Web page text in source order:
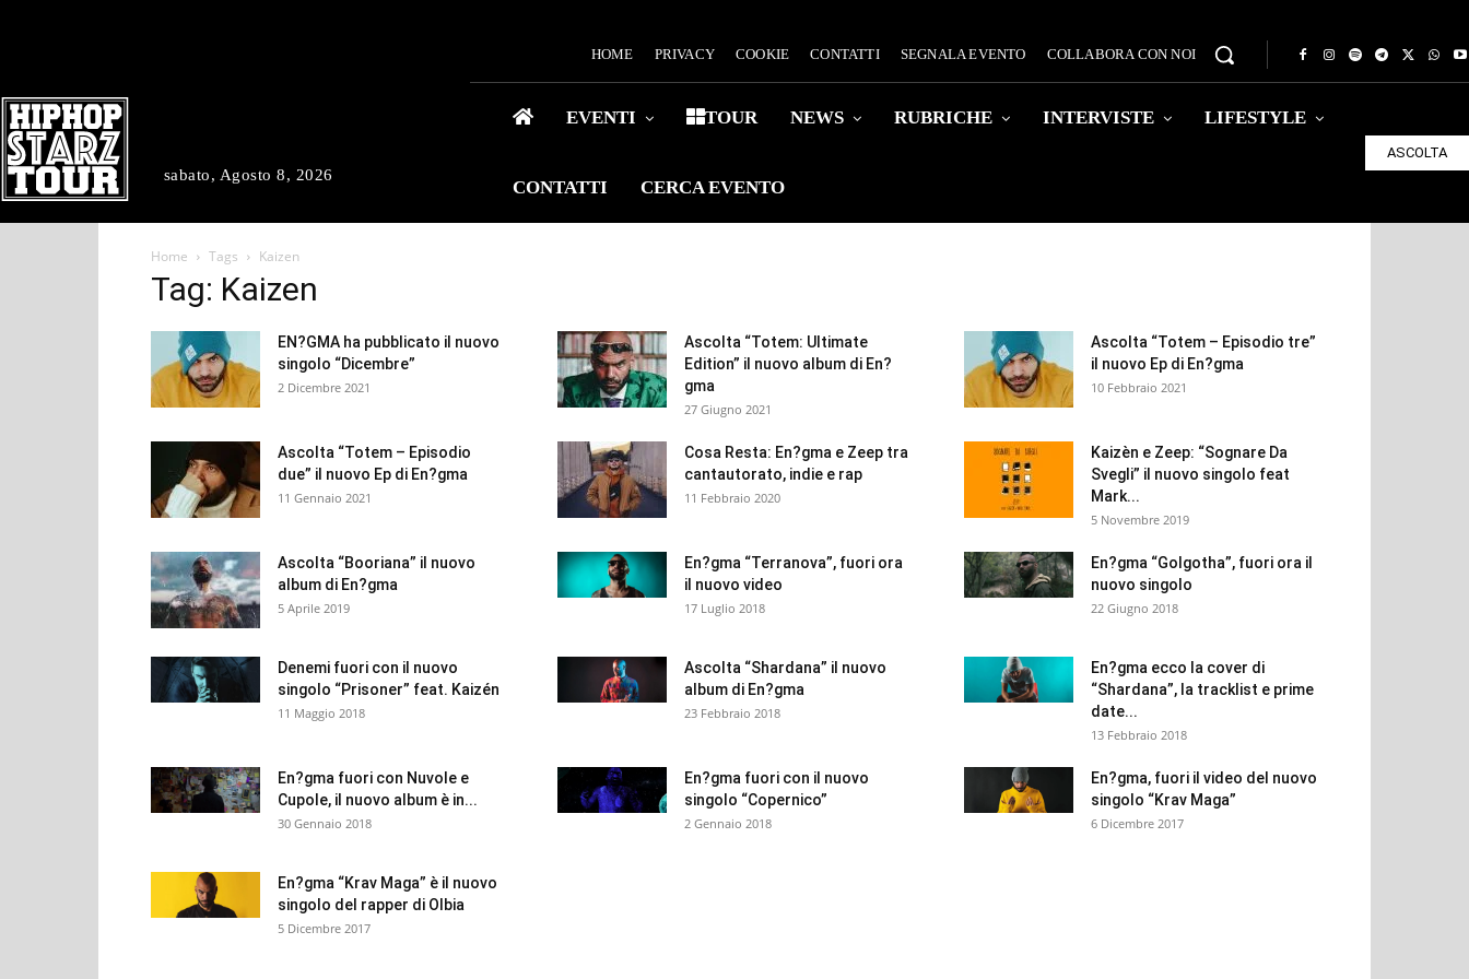
sabato, Agosto 8, 2026
HOME PRIVACY COOKIE CONTATTI SEGNALA EVENTO COLLABORA CON NOI
EVENTI TOUR NEWS RUBRICHE INTERVISTE LIFESTYLE
CONTATTI CERCA EVENTO
ASCOLTA
Home Tags Kaizen
Tag: Kaizen
EN?GMA ha pubblicato il nuovo
singolo “Dicembre”
2 Dicembre 2021
Ascolta “Totem: Ultimate
Edition” il nuovo album di En?
gma
27 Giugno 2021
Ascolta “Totem – Episodio tre”
il nuovo Ep di En?gma
10 Febbraio 2021
Ascolta “Totem – Episodio
due” il nuovo Ep di En?gma
11 Gennaio 2021
Cosa Resta: En?gma e Zeep tra
cantautorato, indie e rap
11 Febbraio 2020
Kaizèn e Zeep: “Sognare Da
Svegli” il nuovo singolo feat
Mark...
5 Novembre 2019
Ascolta “Booriana” il nuovo
album di En?gma
5 Aprile 2019
En?gma “Terranova”, fuori ora
il nuovo video
17 Luglio 2018
En?gma “Golgotha”, fuori ora il
nuovo singolo
22 Giugno 2018
Denemi fuori con il nuovo
singolo “Prisoner” feat. Kaizén
11 Maggio 2018
Ascolta “Shardana” il nuovo
album di En?gma
23 Febbraio 2018
En?gma ecco la cover di
“Shardana”, la tracklist e prime
date...
13 Febbraio 2018
En?gma fuori con Nuvole e
Cupole, il nuovo album è in...
30 Gennaio 2018
En?gma fuori con il nuovo
singolo “Copernico”
2 Gennaio 2018
En?gma, fuori il video del nuovo
singolo “Krav Maga”
6 Dicembre 2017
En?gma “Krav Maga” è il nuovo
singolo del rapper di Olbia
5 Dicembre 2017